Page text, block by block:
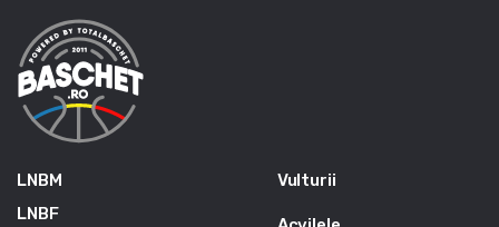
LNBM
LNBF
Vulturii